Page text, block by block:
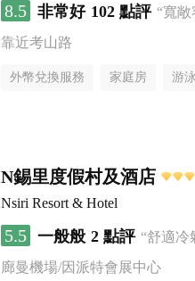
8.5 非常好 102 點評 “寬
靠近考山路
外幣兌換服務 家庭房 游
N錫里度假村及酒店
Nsiri Resort & Hotel
5.5 一般般 2 點評 “舒適冷
廊曼機場/因派特會展中心